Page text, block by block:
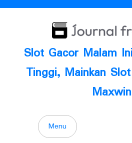
Skip
Slot Gacor Malam
Tinggi, Mainkan
Maxwin
Menu